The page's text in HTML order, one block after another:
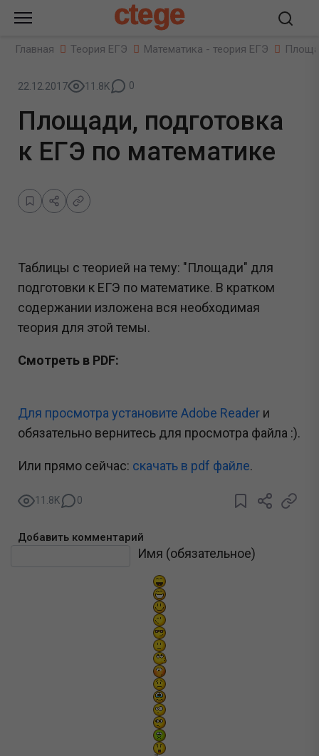
ctege
Главная Теория ЕГЭ Математика - теория ЕГЭ
22.12.2017 11.8K 0
Площади, подготовка
к ЕГЭ по математике
Таблицы с теорией на тему: "Площади" для
подготовки к ЕГЭ по математике. В кратком
содержании изложена вся необходимая
теория для этой темы.
Смотреть в PDF:
Для просмотра установите Adobe Reader и
обязательно вернитесь для просмотра файла :).
Или прямо сейчас: cкачать в pdf файле.
11.8K 0
Добавить комментарий
Имя (обязательное)